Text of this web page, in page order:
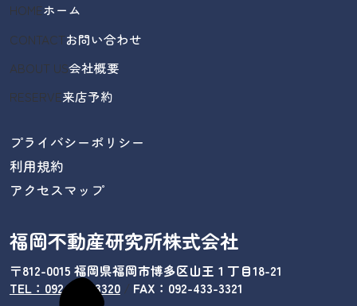
HOMEホーム
CONTACTお問い合わせ
ABOUT US会社概要
RESERVE来店予約
プライバシーポリシー
利用規約
アクセスマップ
福岡不動産研究所株式会社
〒812-0015 福岡県福岡市博多区山王１丁目18-21
TEL：092-433-3320/ FAX：092-433-3321